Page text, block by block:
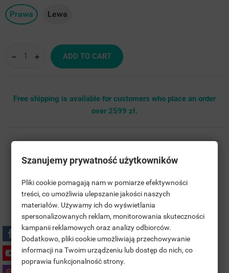
Prawa Lewa
ADD TO CART
Free shipping is available for customers who place an order
over 2599 zł.
Polityka bezpieczeństwa
MOJE LISTY ŻYCZEŃ
((TITLE))
((LABEL))
SIGN IN
YOU NEED TO BE LOGGED IN TO SAVE PRODUCTS IN YOUR
WISHLIST.
Szanujemy prywatność użytkowników
Pliki cookie pomagają nam w pomiarze efektywności
treści, co umożliwia ulepszanie jakości naszych
materiałów. Używamy ich do wyświetlania
spersonalizowanych reklam, monitorowania skuteczności
kampanii reklamowych oraz analizy odbiorców.
Dodatkowo, pliki cookie umożliwiają przechowywanie
informacji na Twoim urządzeniu lub dostęp do nich, co
poprawia funkcjonalność strony.